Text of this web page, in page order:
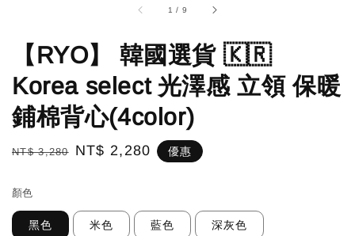
1 / 9
【RYO】 韓國選貨 🇰🇷
Korea select 光澤感 立領 保暖
鋪棉背心(4color)
Regular
NT$ 3,280
Sale
NT$ 2,280 優惠
顏色
黑色 米色 藍色 深灰色